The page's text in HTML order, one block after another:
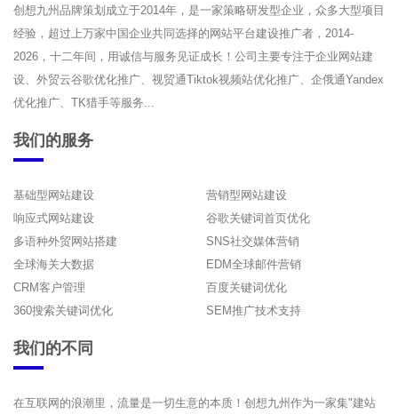
创想九州品牌策划成立于2014年，是一家策略研发型企业，众多大型项目
经验，超过上万家中国企业共同选择的网站平台建设推广者，2014-
2026，十二年间，用诚信与服务见证成长！公司主要专注于企业网站建
设、外贸云谷歌优化推广、视贸通Tiktok视频站优化推广、企俄通Yandex
优化推广、TK猎手等服务...
我们的服务
基础型网站建设
营销型网站建设
响应式网站建设
谷歌关键词首页优化
多语种外贸网站搭建
SNS社交媒体营销
全球海关大数据
EDM全球邮件营销
CRM客户管理
百度关键词优化
360搜索关键词优化
SEM推广技术支持
我们的不同
在互联网的浪潮里，流量是一切生意的本质！创想九州作为一家集"建站